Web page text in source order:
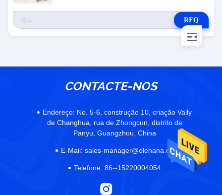
RFQ
CONTACTE-NOS
Endereço: No. 5-6, construção 10, criação Vally
de Changhua, rua de Zhongcun, distrito de
Panyu, Guangzhou, China
E-Mail: sales-manager@olehana.cn
Telefone: 86--15220004054